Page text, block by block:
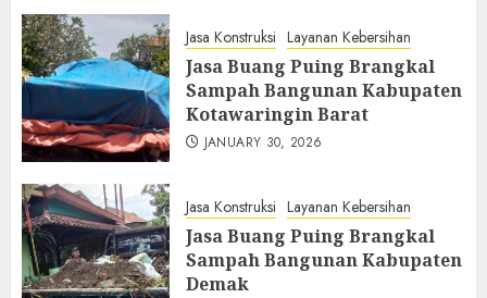
Jasa Konstruksi Layanan Kebersihan
Jasa Buang Puing Brangkal
Sampah Bangunan Kabupaten
Kotawaringin Barat
JANUARY 30, 2026
Jasa Konstruksi Layanan Kebersihan
Jasa Buang Puing Brangkal
Sampah Bangunan Kabupaten
Demak